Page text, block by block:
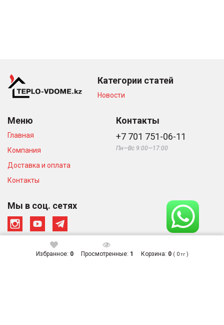
Избранное: 0 Просмотренные: 1 Корзина: 0 ( 0тг)
Категории статей
Новости
Меню
Главная
Компания
Доставка и оплата
Контакты
Контакты
+7 701 751-06-11
Пн—Вс 9:00—17:00
Мы в соц. сетях